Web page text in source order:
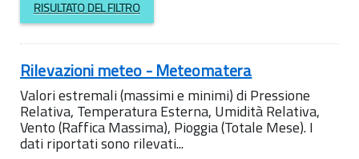
RISULTATO DEL FILTRO
Rilevazioni meteo - Meteomatera
Valori estremali (massimi e minimi) di Pressione
Relativa, Temperatura Esterna, Umidità Relativa,
Vento (Raffica Massima), Pioggia (Totale Mese). I
dati riportati sono rilevati...